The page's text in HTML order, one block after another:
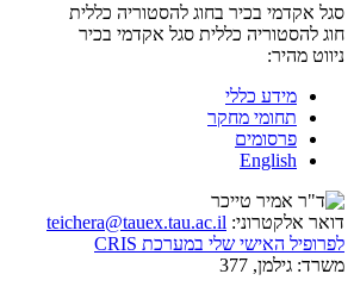
סגל אקדמי בכיר בחוג להסטוריה כללית
חוג להסטוריה כללית סגל אקדמי בכיר
ניווט מהיר:
מידע כללי
תחומי מחקר
פרסומים
English
דואר אלקטרוני: teichera@tauex.tau.ac.il
לפרופיל האישי שלי במערכת CRIS
משרד: גילמן, 377